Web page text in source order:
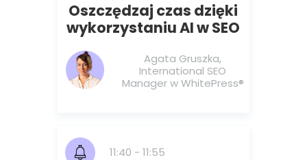
11:40 - 11:55
Agata Gruszka,
International SEO
Manager w WhitePress®️
Oszczędzaj czas dzięki
wykorzystaniu AI w SEO